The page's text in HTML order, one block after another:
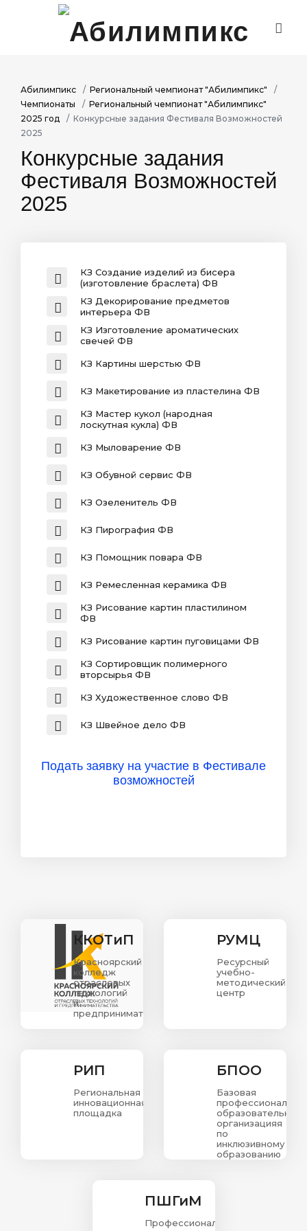
ОТБОРОЧНЫЙ ЭТАП/НАЦИОНАЛЬНЫЙ ЧЕМПИОНАТ
МЕЖЧЕМПИОНАТНЫЕ МЕРОПРИЯТИЯ
ПАРТНЕРЫ/ТРУДОУСТРОЙСТВО
РЕГИОНАЛЬНЫЙ ЦЕНТР ДОБРОВОЛЬЧЕСТВА
"АБИЛИМПИКС"
РЕГИОНАЛЬНЫЙ ЦЕНТР ОБУЧЕНИЯ ЭКСПЕРТОВ
МОЛОДЕЖНОЕ СОДРУЖЕСТВО
Абилимпикс
Региональный чемпионат "Абилимпикс"
Чемпионаты
Региональный чемпионат "Абилимпикс"
2025 год
Конкурсные задания Фестиваля Возможностей
2025
Конкурсные задания
Фестиваля Возможностей
2025
КЗ Создание изделий из бисера
(изготовление браслета) ФВ
КЗ Декорирование предметов
интерьера ФВ
КЗ Изготовление ароматических
свечей ФВ
КЗ Картины шерстью ФВ
КЗ Макетирование из пластелина ФВ
КЗ Мастер кукол (народная
лоскутная кукла) ФВ
КЗ Мыловарение ФВ
КЗ Обувной сервис ФВ
КЗ Озеленитель ФВ
КЗ Пирография ФВ
КЗ Помощник повара ФВ
КЗ Ремесленная керамика ФВ
КЗ Рисование картин пластилином
ФВ
КЗ Рисование картин пуговицами ФВ
КЗ Сортировщик полимерного
вторсырья ФВ
КЗ Художественное слово ФВ
КЗ Швейное дело ФВ
Подать заявку на участие в Фестивале
возможностей
ККОТиП
Красноярский
колледж
отраслевых
технологий
и
предпринимательства.
РУМЦ
Ресурсный
учебно-
методический
центр
РИП
Региональная
инновационная
площадка
БПОО
Базовая
образовательная
организацияя
по
инклюзивному
образованию
ПШГиМ
Профессиональная